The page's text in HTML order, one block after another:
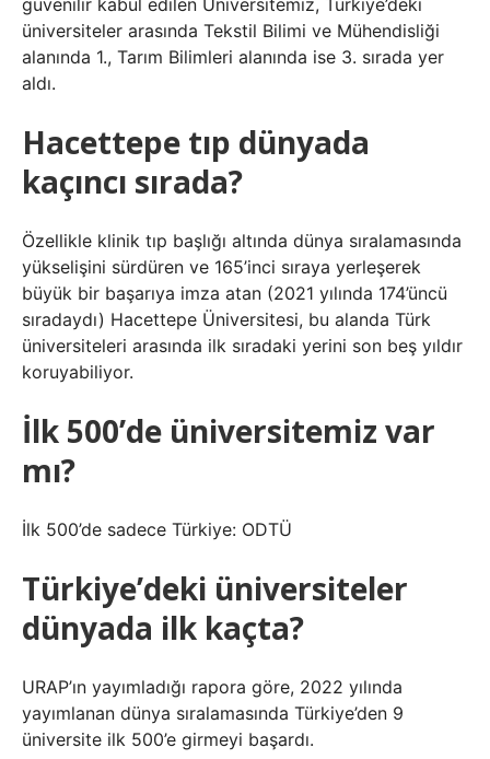
güvenilir kabul edilen Üniversitemiz, Türkiye’deki
üniversiteler arasında Tekstil Bilimi ve Mühendisliği
alanında 1., Tarım Bilimleri alanında ise 3. sırada yer
aldı.
Hacettepe tıp dünyada
kaçıncı sırada?
Özellikle klinik tıp başlığı altında dünya sıralamasında
yükselişini sürdüren ve 165’inci sıraya yerleşerek
büyük bir başarıya imza atan (2021 yılında 174’üncü
sıradaydı) Hacettepe Üniversitesi, bu alanda Türk
üniversiteleri arasında ilk sıradaki yerini son beş yıldır
koruyabiliyor.
İlk 500’de üniversitemiz var
mı?
İlk 500’de sadece Türkiye: ODTÜ
Türkiye’deki üniversiteler
dünyada ilk kaçta?
URAP’ın yayımladığı rapora göre, 2022 yılında
yayımlanan dünya sıralamasında Türkiye’den 9
üniversite ilk 500’e girmeyi başardı.